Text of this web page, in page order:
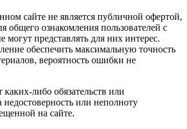
сайте не является публичной офертой,
общего ознакомления пользователей с
могут представлять для них интерес.
обеспечить максимальную точность
вероятность ошибки не
каких-либо обязательств или
недостоверность или неполноту
на сайте.